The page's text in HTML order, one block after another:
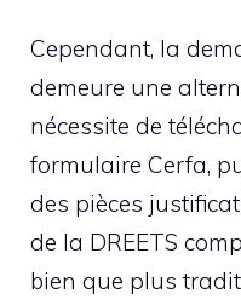
Cependant, la
demeure une
nécessite de
formulaire Cerfa,
des pièces
de la DREETS
bien que plus